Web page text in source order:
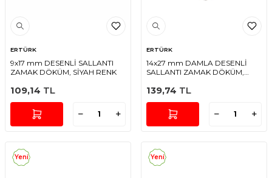
ERTÜRK
9x17 mm DESENLİ SALLANTI
ZAMAK DÖKÜM, SİYAH RENK
109,14 TL
ERTÜRK
14x27 mm DAMLA DESENLİ
SALLANTI ZAMAK DÖKÜM,
139,74 TL
Yeni Yeni